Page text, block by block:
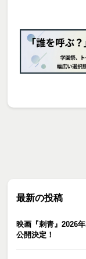
最新の投稿
映画『刺青』2026
公開決定！